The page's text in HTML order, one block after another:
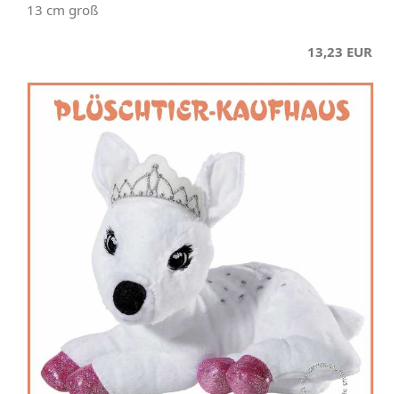
13 cm groß
13,23 EUR